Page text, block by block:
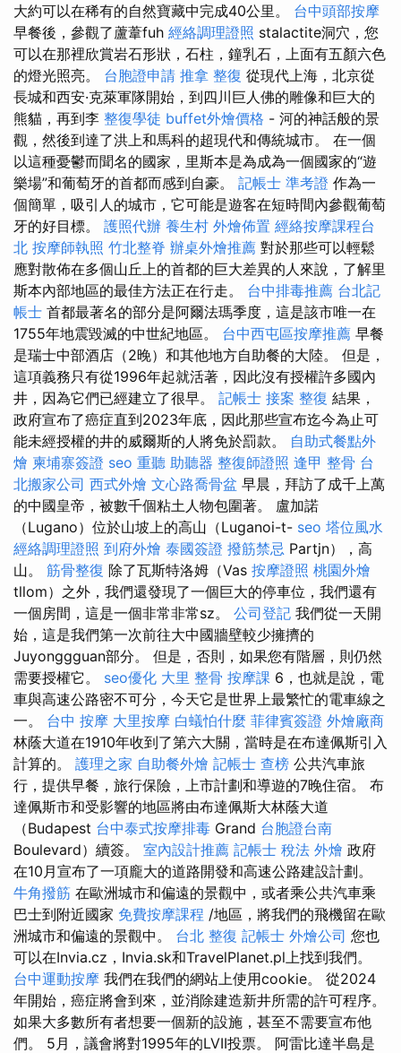
大約可以在稀有的自然寶藏中完成40公里。 台中頭部按摩
早餐後，參觀了蘆葦fuh 經絡調理證照 stalactite洞穴，您
可以在那裡欣賞岩石形狀，石柱，鐘乳石，上面有五顏六色
的燈光照亮。 台胞證申請 推拿 整復 從現代上海，北京從
長城和西安·克萊軍隊開始，到四川巨人佛的雕像和巨大的
熊貓，再到李 整復學徒 buffet外燴價格 - 河的神話般的景
觀，然後到達了洪上和馬科的超現代和傳統城市。 在一個
以這種憂鬱而聞名的國家，里斯本是為成為一個國家的“遊
樂場”和葡萄牙的首都而感到自豪。 記帳士 準考證 作為一
個簡單，吸引人的城市，它可能是遊客在短時間內參觀葡萄
牙的好目標。 護照代辦 養生村 外燴佈置 經絡按摩課程台
北 按摩師執照 竹北整脊 辦桌外燴推薦 對於那些可以輕鬆
應對散佈在多個山丘上的首都的巨大差異的人來說，了解里
斯本內部地區的最佳方法正在行走。 台中排毒推薦 台北記
帳士 首都最著名的部分是阿爾法瑪季度，這是該市唯一在
1755年地震毀滅的中世紀地區。 台中西屯區按摩推薦 早餐
是瑞士中部酒店（2晚）和其他地方自助餐的大陸。 但是，
這項義務只有從1996年起就活著，因此沒有授權許多國內
井，因為它們已經建立了很早。 記帳士 接案 整復 結果，
政府宣布了癌症直到2023年底，因此那些宣布迄今為止可
能未經授權的井的威爾斯的人將免於罰款。 自助式餐點外
燴 柬埔寨簽證 seo 重聽 助聽器 整復師證照 逢甲 整骨 台
北搬家公司 西式外燴 文心路喬骨盆 早晨，拜訪了成千上萬
的中國皇帝，被數千個粘土人物包圍著。 盧加諾
（Lugano）位於山坡上的高山（Luganoi-t- seo 塔位風水
經絡調理證照 到府外燴 泰國簽證 撥筋禁忌 Partjn），高
山。 筋骨整復 除了瓦斯特洛姆（Vas 按摩證照 桃園外燴
tllom）之外，我們還發現了一個巨大的停車位，我們還有
一個房間，這是一個非常非常sz。 公司登記 我們從一天開
始，這是我們第一次前往大中國牆壁較少擁擠的
Juyonggguan部分。 但是，否則，如果您有階層，則仍然
需要授權它。 seo優化 大里 整骨 按摩課 6，也就是說，電
車與高速公路密不可分，今天它是世界上最繁忙的電車線之
一。 台中 按摩 大里按摩 白蟻怕什麼 菲律賓簽證 外燴廠商
林蔭大道在1910年收到了第六大關，當時是在布達佩斯引入
計算的。 護理之家 自助餐外燴 記帳士 查榜 公共汽車旅
行，提供早餐，旅行保險，上市計劃和導遊的7晚住宿。 布
達佩斯市和受影響的地區將由布達佩斯大林蔭大道
（Budapest 台中泰式按摩排毒 Grand 台胞證台南
Boulevard）續簽。 室內設計推薦 記帳士 稅法 外燴 政府
在10月宣布了一項龐大的道路開發和高速公路建設計劃。
牛角撥筋 在歐洲城市和偏遠的景觀中，或者乘公共汽車乘
巴士到附近國家 免費按摩課程 /地區，將我們的飛機留在歐
洲城市和偏遠的景觀中。 台北 整復 記帳士 外燴公司 您也
可以在Invia.cz，Invia.sk和TravelPlanet.pl上找到我們。
台中運動按摩 我們在我們的網站上使用cookie。 從2024
年開始，癌症將會到來，並消除建造新井所需的許可程序。
如果大多數所有者想要一個新的設施，甚至不需要宣布他
們。 5月，議會將對1995年的LVII投票。 阿雷比達半島是